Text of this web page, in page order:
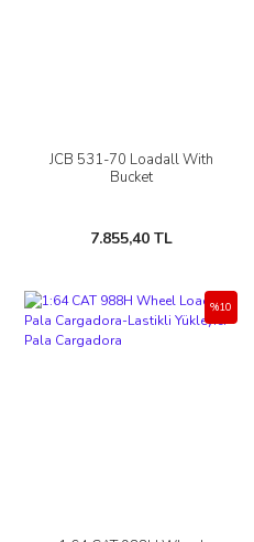
JCB 531-70 Loadall With
Bucket
7.855,40 TL
%10